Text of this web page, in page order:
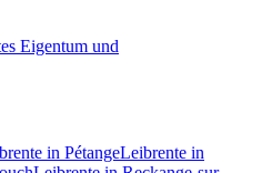
Eigentum und
in PétangeLeibrente in